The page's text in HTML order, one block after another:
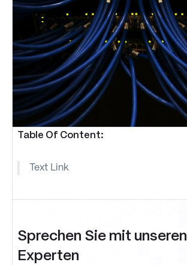
Table Of Content:
Text Link
Sprechen Sie mit unseren
Experten